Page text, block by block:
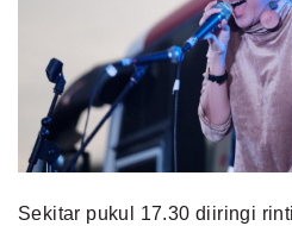
Sekitar pukul 17.30 diiringi